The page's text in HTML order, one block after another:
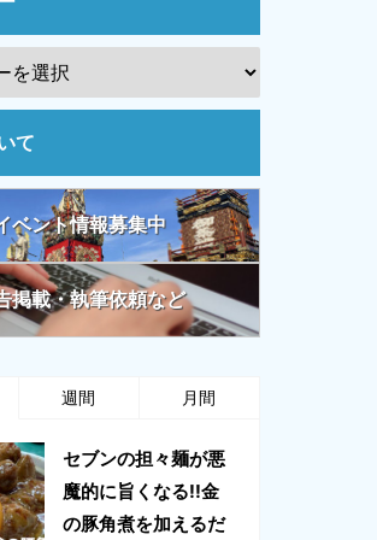
て
ベント情報募集中
掲載・執筆依頼など
週間 月間
セブンの担々麺が悪
魔的に旨くなる!!金
の豚角煮を加えるだ